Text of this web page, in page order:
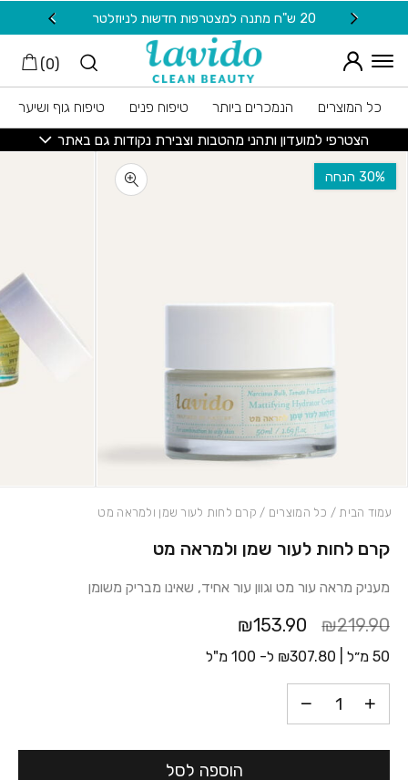
Skip to Content
20 ש"ח מתנה למצטרפות חדשות לניוזלטר
(
0
)
כל המוצרים הנמכרים ביותר טיפוח פנים
טיפוח גוף ושיער
הצטרפי למועדון ותהני מהטבות וצבירת נקודות גם באתר
קרם לחות לעור שמן ולמראה מט
מעניק מראה עור מט וגוון עור אחיד, שאינו מבריק משומן
₪219.90
₪153.90
50 מ״ל | ₪307.80 ל- 100 מ"ל
כמות קרם לחות לעור שמן ולמראה מט
הוספה לסל
‫30% הנחה
עמוד הבית / כל המוצרים / קרם לחות לעור שמן ולמראה מט
בחזרה למעלה